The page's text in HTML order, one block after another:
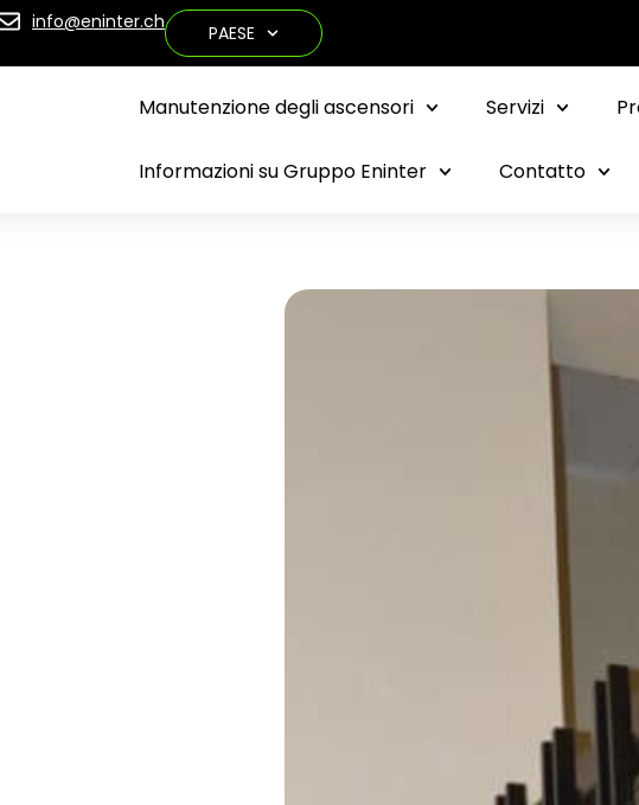
info@eninter.ch PAESE
Manutenzione degli ascensori Servizi
Informazioni su Gruppo Eninter Contatto